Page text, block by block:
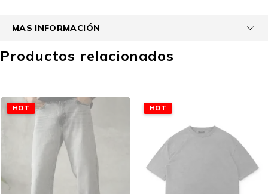
MAS INFORMACIÓN
Productos relacionados
HOT HOT